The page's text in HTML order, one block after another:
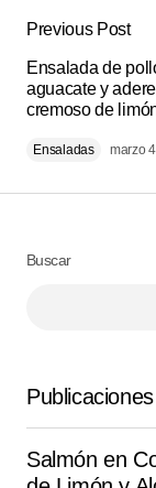
publicada.
marcados
Comment*
Previous Post
Ensalada de
aguacate y
cremoso de
Ensaladas marzo
Buscar
Salmón en